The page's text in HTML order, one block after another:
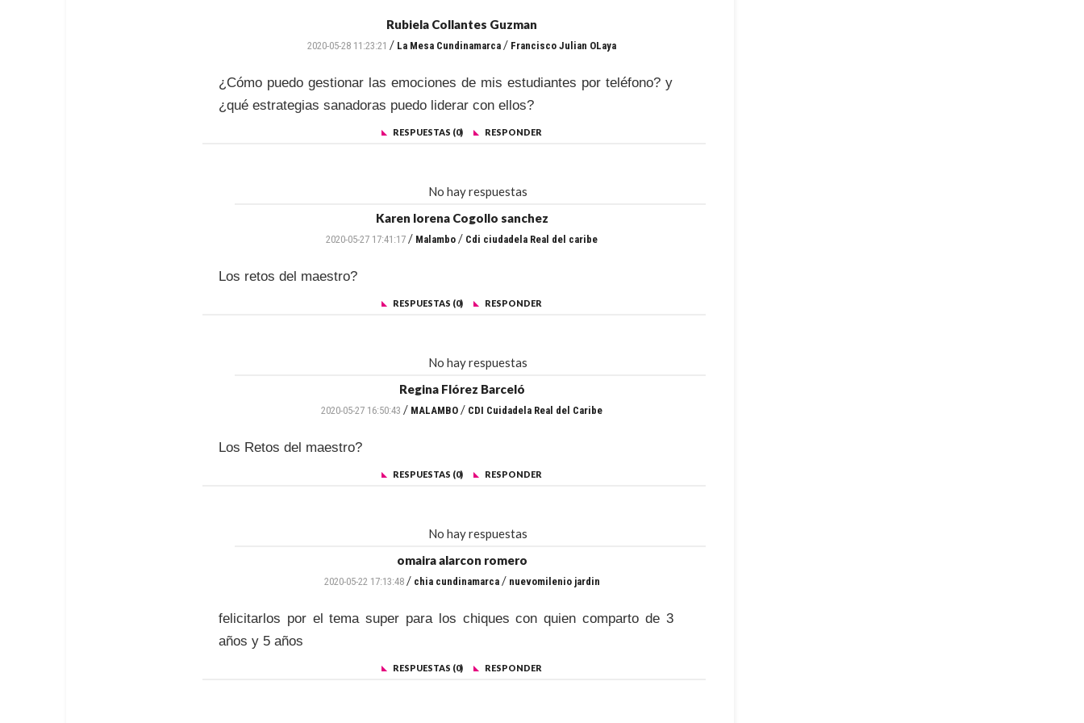
Rubiela Collantes Guzman
2020-05-28 11:23:21 / La Mesa Cundinamarca / Francisco Julian OLaya
¿Cómo puedo gestionar las emociones de mis estudiantes por teléfono? y
¿qué estrategias sanadoras puedo liderar con ellos?
RESPUESTAS (0) RESPONDER
No hay respuestas
Karen lorena Cogollo sanchez
2020-05-27 17:41:17 / Malambo / Cdi ciudadela Real del caribe
Los retos del maestro?
RESPUESTAS (0) RESPONDER
No hay respuestas
Regina Flórez Barceló
2020-05-27 16:50:43 / MALAMBO / CDI Cuidadela Real del Caribe
Los Retos del maestro?
RESPUESTAS (0) RESPONDER
No hay respuestas
omaira alarcon romero
2020-05-22 17:13:48/ chia cundinamarca/ nuevomilenio jardin
felicitarlos por el tema super para los chiques con quien comparto de 3
años y 5 años
RESPUESTAS (0) RESPONDER